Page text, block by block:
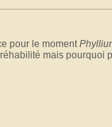
pour le moment
mais pourquoi